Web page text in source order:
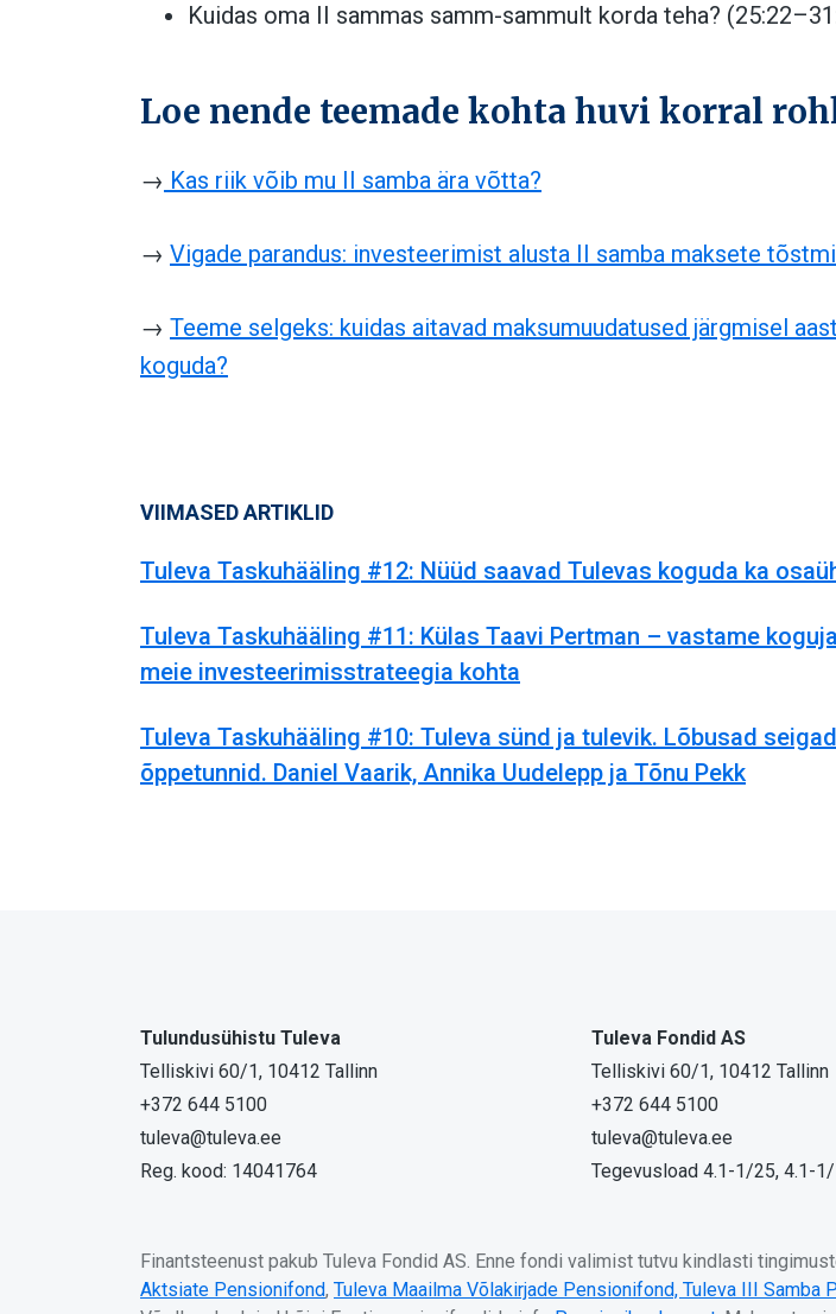
Kuidas oma II sammas samm-sammult korda teha?
Loe nende teemade kohta huvi korral
→ Kas riik võib mu II samba ära võtta?
→ Vigade parandus: investeerimist alusta II samba maksete
→ Teeme selgeks: kuidas aitavad maksumuudatused järgmisel
koguda?
VIIMASED ARTIKLID
Tuleva Taskuhääling #12: Nüüd saavad Tulevas koguda ka
Tuleva Taskuhääling #11: Külas Taavi Pertman – vastame
meie investeerimisstrateegia kohta
Tuleva Taskuhääling #10: Tuleva sünd ja tulevik. Lõbusad
õppetunnid. Daniel Vaarik, Annika Uudelepp ja Tõnu Pekk
Tulundusühistu Tuleva
Telliskivi 60/1, 10412 Tallinn
+372 644 5100
tuleva@tuleva.ee
Reg. kood: 14041764
Tuleva Fondid AS
Telliskivi 60/1, 10412 Tallinn
+372 644 5100
tuleva@tuleva.ee
Tegevusload 4.1-1/25, 4.1-
Finantsteenust pakub Tuleva Fondid AS. Enne fondi valimist tutvu kindlasti
Aktsiate Pensionifond, Tuleva Maailma Võlakirjade Pensionifond, Tuleva III Samba